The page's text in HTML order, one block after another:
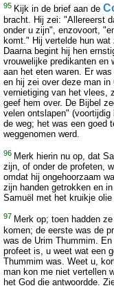
95 Kijk in de brief aan de
bracht. Hij zei: "Allereerst
onder u zijn", enzovoort,
komt." Hij vertelde hun
Daarna begint hij hen
vrouwelijke predikanten en
aan het eten waren. Er
en hij zei over deze man
vernietiging van het vlees,
geef hem over. De Bijbel
velen ontslapen"
de weg; het was een goed
weggenomen werd.
96 Merk hierin nu op, dat
zijn, of onder de profeten,
omdat hij ongehoorzaam
zijn handen getrokken en
Samuël met het kruikje olie
97 Merk op; toen hadden
komen; de eerste was de
was de Urim Thummim.
profeet is, u weet wat een
Thummim was. Weet u,
man kon me niet vertellen
het God die antwoordde.